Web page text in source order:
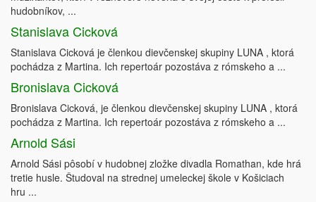
hudobníkov, ...
Stanislava Cicková
Stanislava Cicková je členkou dievčenskej skupiny LUNA , ktorá
pochádza z Martina. Ich repertoár pozostáva z rómskeho a ...
Bronislava Cicková
Bronislava Cicková, je členkou dievčenskej skupiny LUNA , ktorá
pochádza z Martina. Ich repertoár pozostáva z rómskeho a ...
Arnold Sási
Arnold Sási pôsobí v hudobnej zložke divadla Romathan, kde hrá
tretie husle. Študoval na strednej umeleckej škole v Košiciach
hru ...